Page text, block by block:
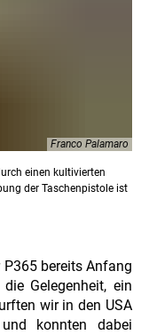
Franco Palamaro
einen kultivierten
der Taschenpistole ist
P365 bereits Anfang
Gelegenheit, ein
wir in den USA
konnten dabei